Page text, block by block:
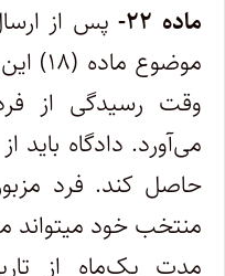
ماده ۲۲-
پس از
موضوع
وقت رسیدگی از
می‌آورد. دادگاه باید
حاصل کند. فرد
منتخب خود می­تواند
مدت یک‌ماه از